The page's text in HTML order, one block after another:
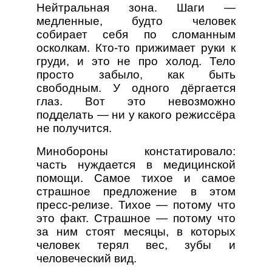
Нейтральная зона. Шаги —
медленные, будто человек
собирает себя по сломанным
осколкам. Кто-то прижимает руки к
груди, и это не про холод. Тело
просто забыло, как быть
свободным. У одного дёргается
глаз. Вот это невозможно
подделать — ни у какого режиссёра
не получится.
Минобороны констатировало:
часть нуждается в медицинской
помощи. Самое тихое и самое
страшное предложение в этом
пресс-релизе. Тихое — потому что
это факт. Страшное — потому что
за ним стоят месяцы, в которых
человек терял вес, зубы и
человеческий вид.